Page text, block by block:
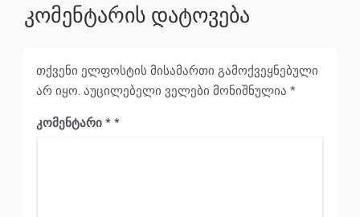
კომენტარის დატოვება
თქვენი ელფოსტის მისამართი გამოქვეყნებული
არ იყო. აუცილებელი ველები მონიშნულია *
კომენტარი *